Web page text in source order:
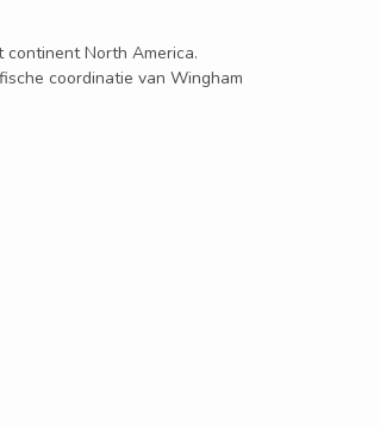
North America.
coordinatie van Wingham